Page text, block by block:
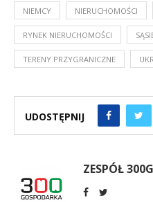
NIEMCY NIERUCHOMOŚCI
RYNEK NIERUCHOMOŚCI
TERENY PRZYGRANICZNE
UDOSTĘPNIJ
ZESPÓŁ